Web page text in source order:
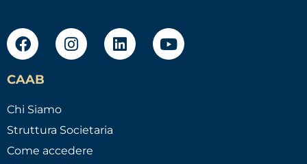
CAAB
Chi Siamo
Struttura Societaria
Come accedere